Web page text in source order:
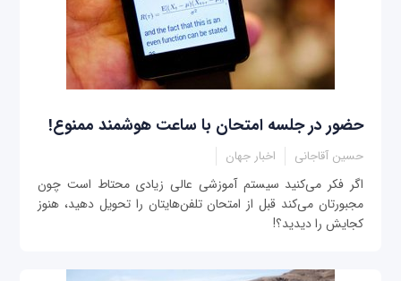
حضور در جلسه امتحان با ساعت هوشمند ممنوع!
حسین آقاجانی اخبار جهان
اگر فکر می‌کنید سیستم آموزشی عالی زیادی محتاط است چون
مجبورتان می‌کند قبل از امتحان تلفن‌هایتان را تحویل دهید، هنوز
کجایش را دیدید؟!